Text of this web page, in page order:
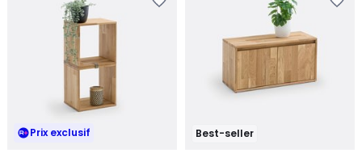
Prix exclusif Best-seller